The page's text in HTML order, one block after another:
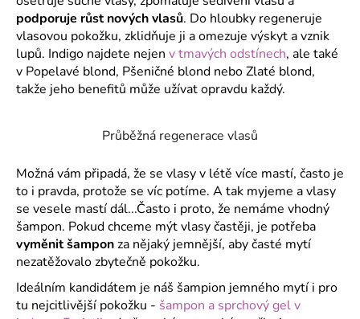
podporuje růst nových vlasů. Do hloubky regeneruje
vlasovou pokožku, zklidňuje ji a omezuje výskyt a vznik
lupů. Indigo najdete nejen v tmavých odstínech, ale také
v Popelavé blond, Pšeničné blond nebo Zlaté blond,
takže jeho benefitů může užívat opravdu každý.
Průběžná regenerace vlasů
Možná vám připadá, že se vlasy v létě více mastí, často je
to i pravda, protože se víc potíme. A tak myjeme a vlasy
se vesele mastí dál...Často i proto, že nemáme vhodný
šampon. Pokud chceme mýt vlasy častěji, je potřeba
vyměnit šamponza nějaký jemnější, aby časté mytí
nezatěžovalo zbytečně pokožku.
Ideálním kandidátem je náš šampion jemného mytí i pro
tu nejcitlivější pokožku - šampon a sprchový gel v
HLEDAT
D
u
č
u
j
e
m
e